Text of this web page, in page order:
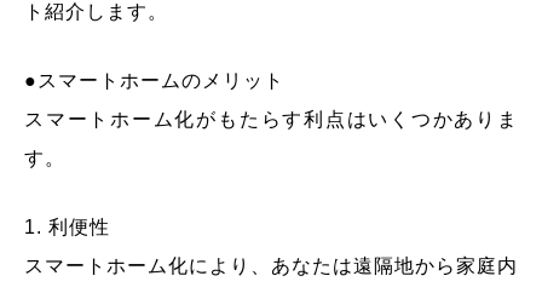
ト紹介します。
●スマートホームのメリット
スマートホーム化がもたらす利点はいくつかありま
す。
1. 利便性
スマートホーム化により、あなたは遠隔地から家庭内